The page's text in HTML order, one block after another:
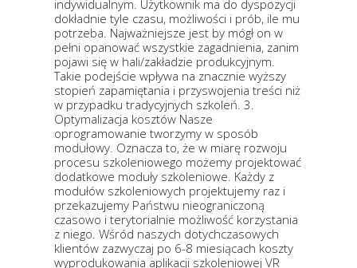
indywidualnym. Użytkownik ma do dyspozycji
dokładnie tyle czasu, możliwości i prób, ile mu
potrzeba. Najważniejsze jest by mógł on w
pełni opanować wszystkie zagadnienia, zanim
pojawi się w hali/zakładzie produkcyjnym.
Takie podejście wpływa na znacznie wyższy
stopień zapamiętania i przyswojenia treści niż
w przypadku tradycyjnych szkoleń. 3.
Optymalizacja kosztów Nasze
oprogramowanie tworzymy w sposób
modułowy. Oznacza to, że w miarę rozwoju
procesu szkoleniowego możemy projektować
dodatkowe moduły szkoleniowe. Każdy z
modułów szkoleniowych projektujemy raz i
przekazujemy Państwu nieograniczoną
czasowo i terytorialnie możliwość korzystania
z niego. Wśród naszych dotychczasowych
klientów zazwyczaj po 6-8 miesiącach koszty
wyprodukowania aplikacji szkoleniowej VR